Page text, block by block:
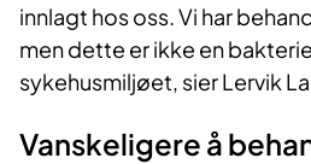
innlagt hos oss. Vi har
men dette er ikke en bakterie
sykehusmiljøet, sier Lervik
Vanskeligere å